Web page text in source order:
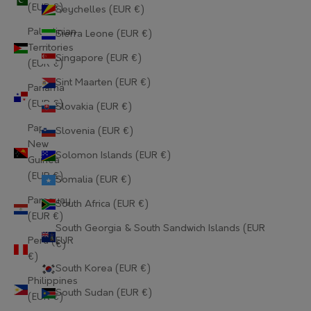
(EUR €)
Palestinian
Territories
(EUR €)
Panama
(EUR €)
Papua
New
Guinea
(EUR €)
Paraguay
(EUR €)
Peru (EUR
€)
Philippines
(EUR €)
Seychelles (EUR €)
Sierra Leone (EUR €)
Singapore (EUR €)
Sint Maarten (EUR €)
Slovakia (EUR €)
Slovenia (EUR €)
Solomon Islands (EUR €)
Somalia (EUR €)
South Africa (EUR €)
South Georgia & South Sandwich Islands (EUR
€)
South Korea (EUR €)
South Sudan (EUR €)
Gabon (EUR €)
Gambia (EUR €)
Georgia (EUR €)
Germany (EUR €)
Gibraltar (EUR €)
Greece (EUR €)
Greenland (EUR €)
Grenada (EUR €)
Guadeloupe (EUR €)
Guatemala (EUR €)